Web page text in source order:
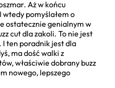
Aż w końcu
wtedy pomyślałem o
ostatecznie genialnym w
cut dla zakoli. To nie jest
ten poradnik jest dla
ma dość walki z
właściwie dobrany buzz
nowego, lepszego